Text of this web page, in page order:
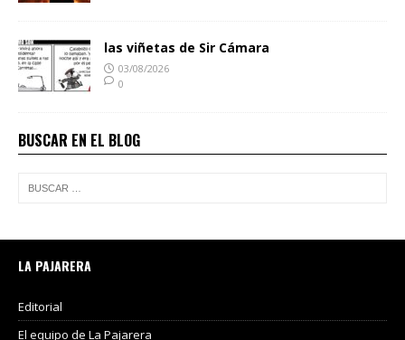
las viñetas de Sir Cámara
03/08/2026
0
BUSCAR EN EL BLOG
LA PAJARERA
Editorial
El equipo de La Pajarera